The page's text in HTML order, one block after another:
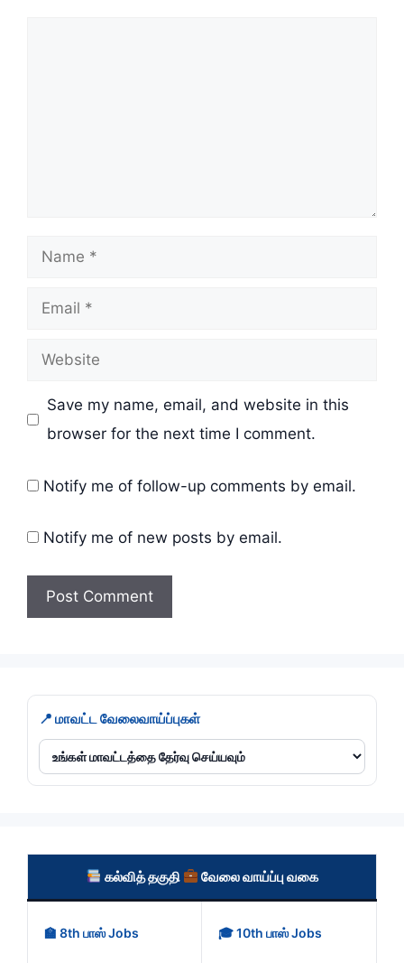
Name
Email
Website
Save my name, email, and website in this
browser for the next time I comment.
Notify me of follow-up comments by email.
Notify me of new posts by email.
📍 மாவட்ட வேலைவாய்ப்புகள்
கல்வித் தகுதி வேலை வாய்ப்பு வகை
🏫 8th பாஸ் Jobs 🎓 10th பாஸ் Jobs